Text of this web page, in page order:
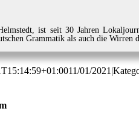
ist seit 30 Jahren
Grammatik als auch die
11/01/2021 |